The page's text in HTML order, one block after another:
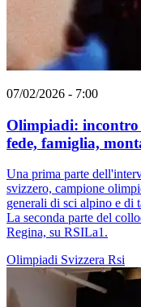
07/02/2026 - 7:00
Olimpiadi:
fede, famiglia,
Una prima parte
svizzero, campione
generali di sci alpino e di
La seconda parte del
Regina, su RSILa1.
Olimpiadi Svizzera Rsi